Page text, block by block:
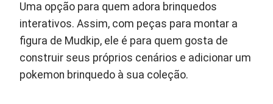
Uma opção para quem adora brinquedos
interativos. Assim, com peças para montar a
figura de Mudkip, ele é para quem gosta de
construir seus próprios cenários e adicionar um
pokemon brinquedo à sua coleção.